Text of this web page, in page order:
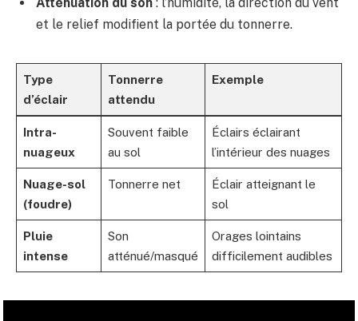
Atténuation du son : l’humidité, la direction du vent
et le relief modifient la portée du tonnerre.
Type
d’éclair
Tonnerre
attendu
Exemple
Intra-
nuageux
Souvent faible
au sol
Éclairs éclairant
l’intérieur des nuages
Nuage-sol
(foudre)
Tonnerre net
Éclair atteignant le
sol
Pluie
intense
Son
atténué/masqué
Orages lointains
difficilement audibles